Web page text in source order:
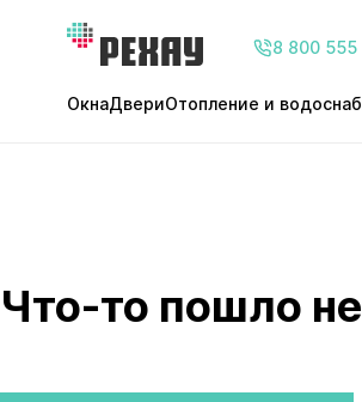
8 800 555
ОкнаДвериОтопление и
Что-то пошло